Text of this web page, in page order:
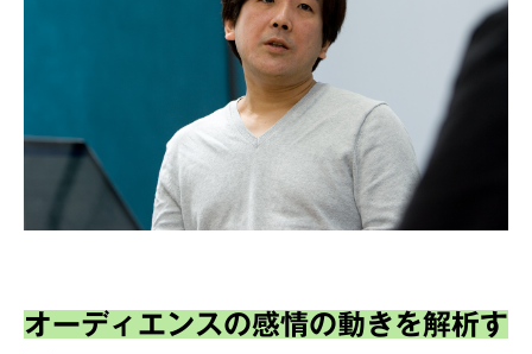
オーディエンスの感情の動きを解析す